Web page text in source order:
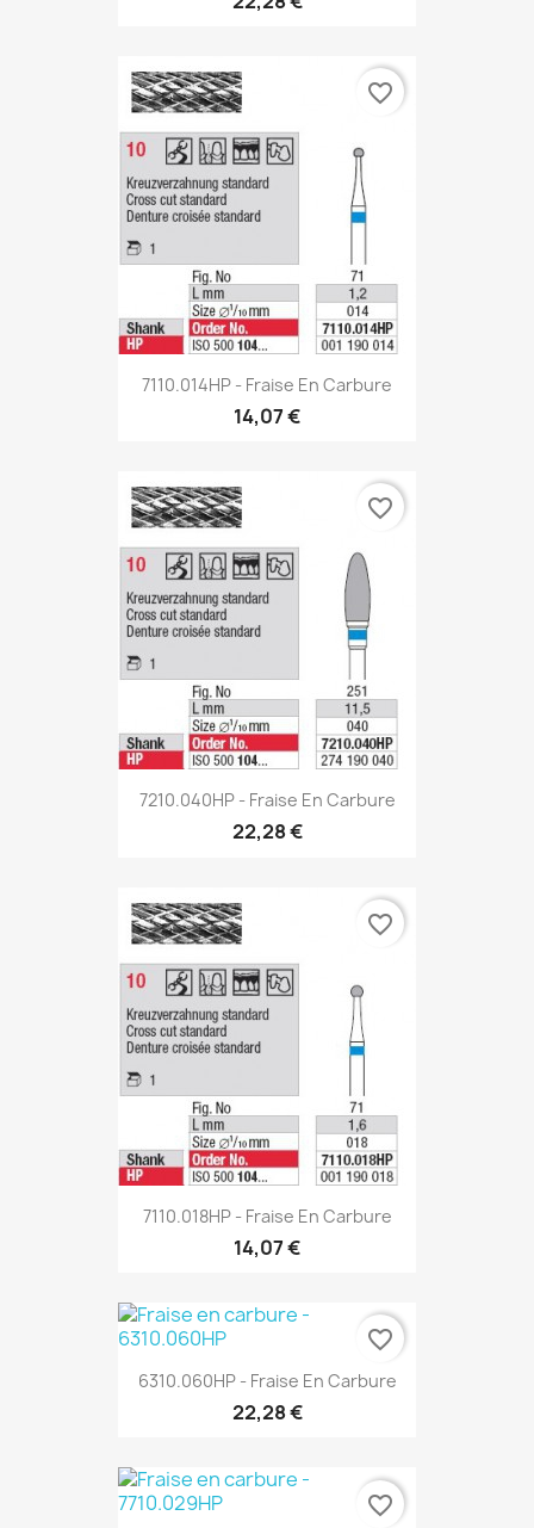
7110.014HP - Fraise En Carbure
14,07 €
favorite_border
7210.040HP - Fraise En Carbure
22,28 €
favorite_border
7110.018HP - Fraise En Carbure
14,07 €
favorite_border
6310.060HP - Fraise En Carbure
22,28 €
favorite_border
favorite_border